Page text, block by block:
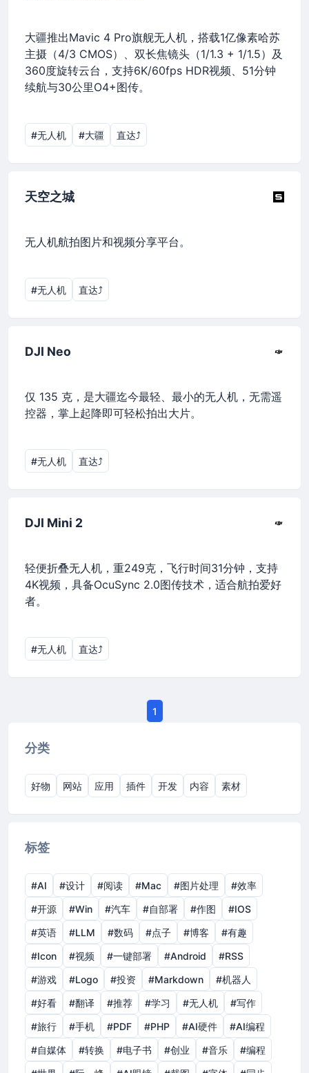
分类
好物 网站 应用 插件 开发 内容 素材
标签
#AI #设计 #阅读 #Mac #图片处理
#效率
#开源
#Win #汽车 #自部署 #作图
#IOS
#英语
#LLM #数码 #点子 #博客
#有趣
#Icon
#视频 #一键部署 #Android
#RSS
#游戏
#Logo #投资 #Markdown
#机器人
#好看
#翻译 #推荐 #学习 #无人机
#写作
#旅行
#手机 #PDF #PHP #AI硬件
#AI编程
#自媒体
#转换 #电子书 #创业 #音乐
#编程
大疆推出Mavic 4 Pro旗舰无人机，搭载1亿像素哈苏
主摄（4/3 CMOS）、双长焦镜头（1/1.3 + 1/1.5）及
360度旋转云台，支持6K/60fps HDR视频、51分钟
续航与30公里O4+图传。
#无人机 #大疆 直达⤴︎
天空之城
无人机航拍图片和视频分享平台。
#无人机 直达⤴︎
DJI Neo
仅 135 克，是大疆迄今最轻、最小的无人机，无需遥
控器，掌上起降即可轻松拍出大片。
#无人机 直达⤴︎
DJI Mini 2
轻便折叠无人机，重249克，飞行时间31分钟，支持
4K视频，具备OcuSync 2.0图传技术，适合航拍爱好
者。
#无人机 直达⤴︎
1